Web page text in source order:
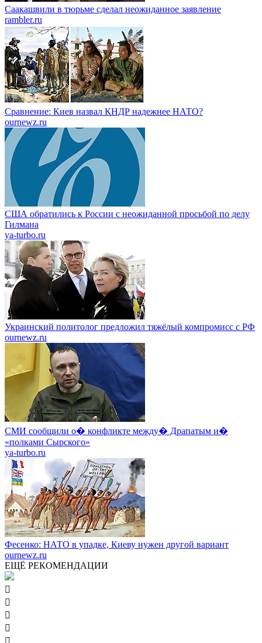
Саакашвили в тюрьме сделал неожиданное заявление
rambler.ru
Сравнение: Киев назвал КНДР надежнее НАТО?
ournewz.ru
США обратились к России с неожиданной просьбой по делу
Гилмана
ya-turbo.ru
Украинский политолог предложил тяжёлый компромисс с РФ
ournewz.ru
СМИ сообщили о� конфликте между� Драпатым и�
«полками Сырского»
ya-turbo.ru
Фесенко: НАТО в упадке, Киеву нужен другой вариант
ournewz.ru
ЕЩЁ РЕКОМЕНДАЦИИ




